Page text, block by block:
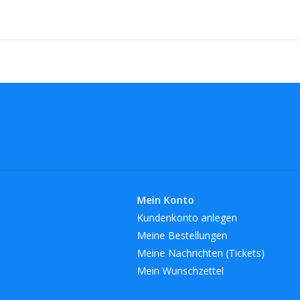
Mein Konto
Kundenkonto anlegen
Meine Bestellungen
Meine Nachrichten (Tickets)
Mein Wunschzettel